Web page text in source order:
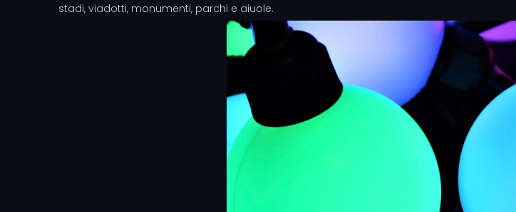
stadi, viadotti, monumenti, parchi e aiuole.